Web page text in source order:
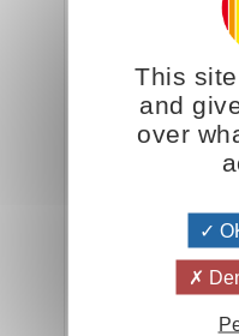
This
and
over